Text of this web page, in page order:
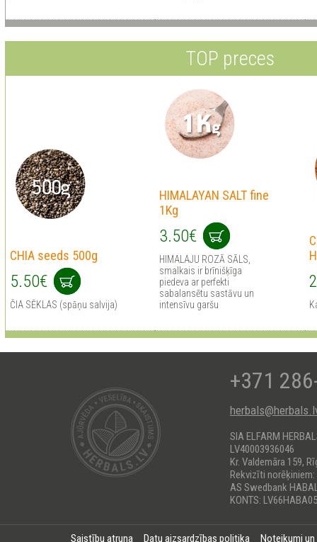
TOP preces
CHIA seeds 500g
5.50€
ČIA SĒKLAS (spāņu salvija)
HIMALAYAN SALT fine
1Kg
3.50€
HIMALAJU ROZĀ SĀLS,
smalkais ir brīnišķīga
piedeva ar perfekti
sabalansētu sastāvu un
intensīvu garšu
+371
SIA ELFARM
LV40003936046
Kr. Valdemāra 159,
Rekvizīti norēķiniem:
AS Swedbank
KONTS:
Saistību atruna Datu aizsardzības politika Noteikumi